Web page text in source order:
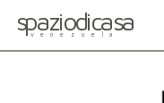
spaziodicasa
venezuela